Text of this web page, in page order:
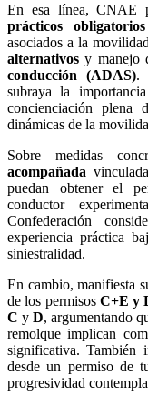
En esa línea, CNAE
prácticos obligatorios
asociados a la
alternativos y manejo
conducción (ADAS).
subraya la
concienciación plena
dinámicas de la
Sobre medidas
acompañada
puedan obtener el
conductor
Confederación
experiencia práctica
siniestralidad.
En cambio, manifiesta
de los permisos C+E y
C y D, argumentando
remolque implican
significativa. También
desde un permiso de
progresividad